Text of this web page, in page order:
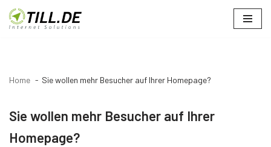
Zum
Home Sie wollen mehr Besucher auf Ihrer Homepage?
Sie wollen mehr Besucher auf Ihrer
Homepage?